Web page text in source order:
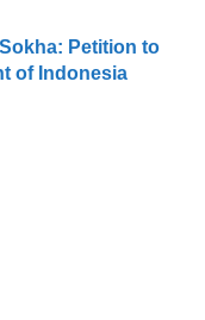
Petition to
of Indonesia